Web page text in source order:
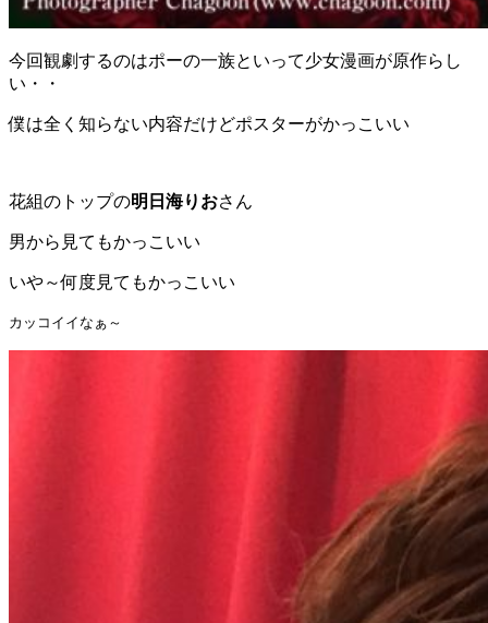
今回観劇するのはポーの一族といって少女漫画が原作らし
い・・
僕は全く知らない内容だけどポスターがかっこいい
花組のトップの明日海りおさん
男から見てもかっこいい
いや～何度見てもかっこいい
カッコイイなぁ～